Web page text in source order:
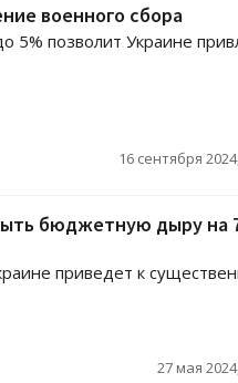
военного сбора
5% позволит Украине
16 сентября
бюджетную дыру на
приведет к
27 мая